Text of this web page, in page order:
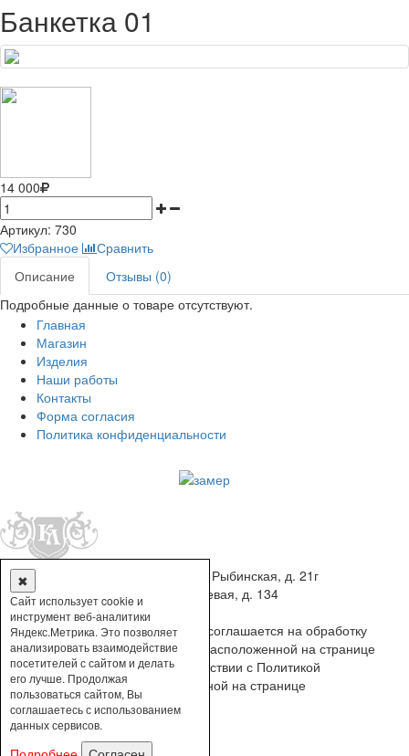
Банкетка 01
14 000
Артикул: 730
Избранное
Сравнить
Описание
Отзывы (0)
Подробные данные о товаре отсутствуют.
Главная
Магазин
Изделия
Наши работы
Контакты
Форма согласия
Политика конфиденциальности
8 (8512) 48-07-17
г. Астрахань, ул. Рыбинская, д. 21г
8 (8512) 74-77-70
г. Астрахань, Боевая, д. 134
TOP
Оставаясь на сайте пользователь соглашается на обработку
персональных данных по форме расположенной на странице
https://kovkaastr.ru/forma/в соответствии с Политикой
конфиденциальности расположенной на странице
https://kovkaastr.ru/politika/
✖
Сайт использует cookie и
инструмент веб-аналитики
Яндекс.Метрика. Это позволяет
анализировать взаимодействие
посетителей с сайтом и делать
его лучше. Продолжая
пользоваться сайтом, Вы
соглашаетесь с использованием
данных сервисов.